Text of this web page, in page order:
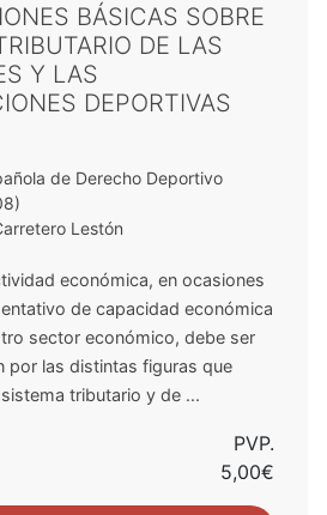
BÁSICAS SOBRE
DE LAS
Y LAS
DEPORTIVAS
de Derecho Deportivo
Lestón
económica, en ocasiones
de capacidad económica
sector económico, debe ser
por las distintas figuras que
tributario y de ...
PVP.
5,00€